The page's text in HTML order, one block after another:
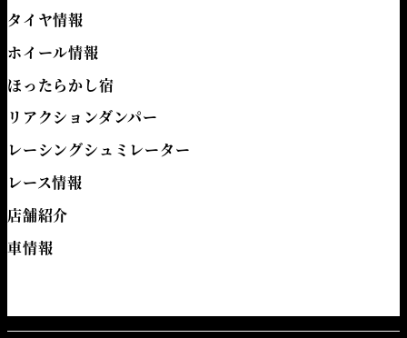
タイヤ情報
ホイール情報
ほったらかし宿
リアクションダンパー
レーシングシュミレーター
レース情報
店舗紹介
車情報